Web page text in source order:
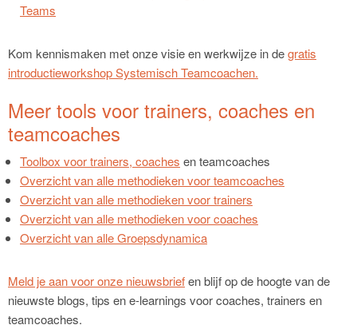
Teams
Kom kennismaken met onze visie en werkwijze in degratis
introductieworkshop Systemisch Teamcoachen.
Meer tools voor trainers, coaches en
teamcoaches
Toolbox voor trainers, coaches en teamcoaches
Overzicht van alle methodieken voor teamcoaches
Overzicht van alle methodieken voor trainers
Overzicht van alle methodieken voor coaches
Overzicht van alle Groepsdynamica
Meld je aan voor onze nieuwsbriefen blijf op de hoogte van de
nieuwste blogs, tips en e-learnings voor coaches, trainers en
teamcoaches.